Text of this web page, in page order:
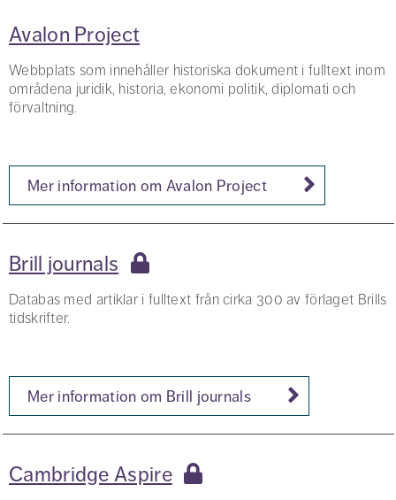
Avalon Project
Webbplats som innehåller historiska dokument i fulltext inom
områdena juridik, historia, ekonomi politik, diplomati och
förvaltning.
Mer information om Avalon Project
Brill journals
Databas med artiklar i fulltext från cirka 300 av förlaget Brills
tidskrifter.
Mer information om Brill journals
Cambridge Aspire